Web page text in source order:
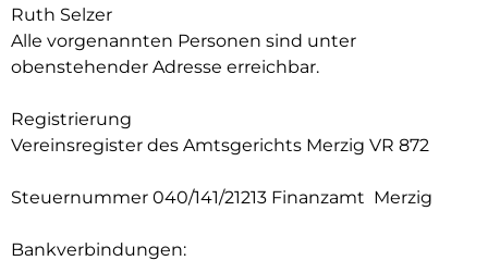
Ruth Selzer
Alle vorgenannten Personen sind unter
obenstehender Adresse erreichbar.
Registrierung
Vereinsregister des Amtsgerichts Merzig VR 872
Steuernummer 040/141/21213 Finanzamt Merzig
Bankverbindungen: